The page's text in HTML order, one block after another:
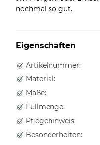
nochmal so gut.
Eigenschaften
Artikelnummer:
Material:
Maße:
Füllmenge:
Pflegehinweis:
Besonderheiten: